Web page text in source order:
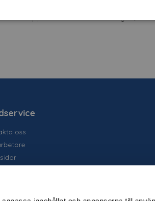
till att förhindra att glassplitter
upp till 99% av UV-strålningen,
oss
villkor